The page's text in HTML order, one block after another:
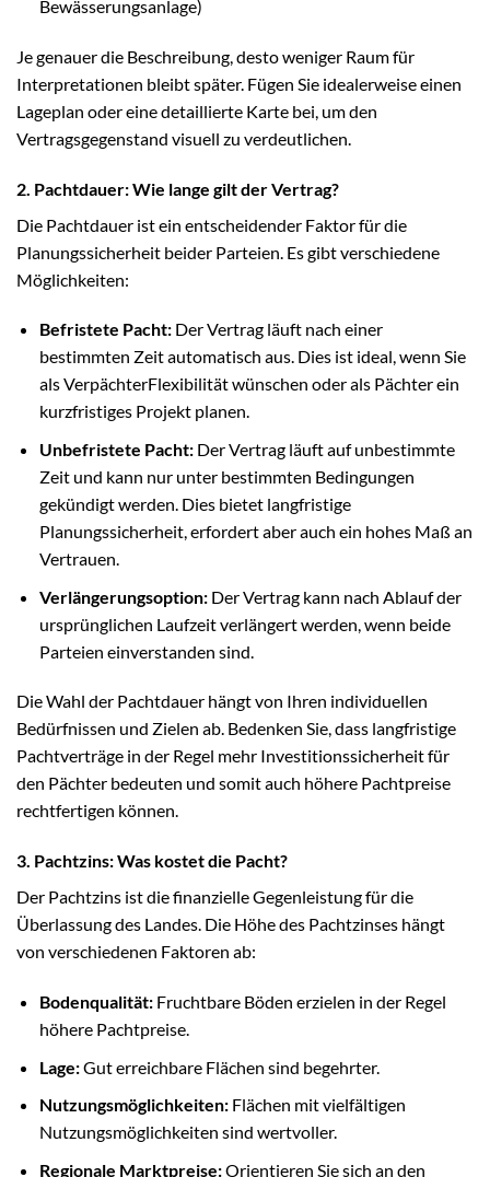
Bewässerungsanlage)
Je genauer die Beschreibung, desto weniger Raum für
Interpretationen bleibt später. Fügen Sie idealerweise einen
Lageplan oder eine detaillierte Karte bei, um den
Vertragsgegenstand visuell zu verdeutlichen.
2. Pachtdauer: Wie lange gilt der Vertrag?
Die Pachtdauer ist ein entscheidender Faktor für die
Planungssicherheit beider Parteien. Es gibt verschiedene
Möglichkeiten:
Befristete Pacht:Der Vertrag läuft nach einer
bestimmten Zeit automatisch aus. Dies ist ideal, wenn Sie
als VerpächterFlexibilität wünschen oder als Pächter ein
kurzfristiges Projekt planen.
Unbefristete Pacht:Der Vertrag läuft auf unbestimmte
Zeit und kann nur unter bestimmten Bedingungen
gekündigt werden. Dies bietet langfristige
Planungssicherheit, erfordert aber auch ein hohes Maß an
Vertrauen.
Verlängerungsoption:Der Vertrag kann nach Ablauf der
ursprünglichen Laufzeit verlängert werden, wenn beide
Parteien einverstanden sind.
Die Wahl der Pachtdauer hängt von Ihren individuellen
Bedürfnissen und Zielen ab. Bedenken Sie, dass langfristige
Pachtverträge in der Regel mehr Investitionssicherheit für
den Pächter bedeuten und somit auch höhere Pachtpreise
rechtfertigen können.
3. Pachtzins: Was kostet die Pacht?
Der Pachtzins ist die finanzielle Gegenleistung für die
Überlassung des Landes. Die Höhe des Pachtzinses hängt
von verschiedenen Faktoren ab:
Bodenqualität:Fruchtbare Böden erzielen in der Regel
höhere Pachtpreise.
Lage:Gut erreichbare Flächen sind begehrter.
Nutzungsmöglichkeiten:Flächen mit vielfältigen
Nutzungsmöglichkeiten sind wertvoller.
Regionale Marktpreise:Orientieren Sie sich an den